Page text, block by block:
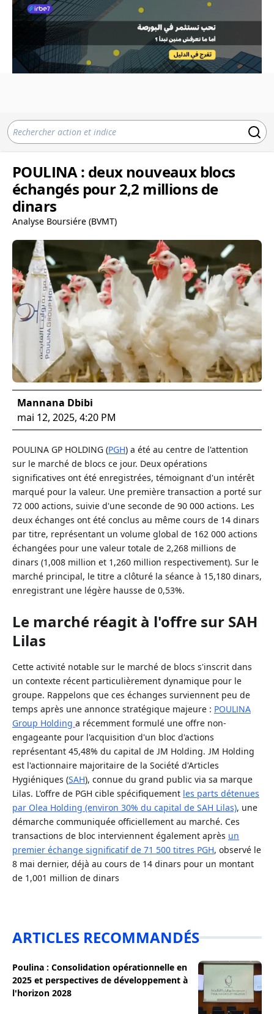
POULINA : deux nouveaux blocs
échangés pour 2,2 millions de
dinars
Analyse Boursiére (BVMT)
Mannana Dbibi
mai 12, 2025, 4:20 PM
POULINA GP HOLDING (PGH) a été au centre de l'attention
sur le marché de blocs ce jour. Deux opérations
significatives ont été enregistrées, témoignant d'un intérêt
marqué pour la valeur. Une première transaction a porté sur
72 000 actions, suivie d'une seconde de 90 000 actions. Les
deux échanges ont été conclus au même cours de 14 dinars
par titre, représentant un volume global de 162 000 actions
échangées pour une valeur totale de 2,268 millions de
dinars (1,008 million et 1,260 million respectivement). Sur le
marché principal, le titre a clôturé la séance à 15,180 dinars,
enregistrant une légère hausse de 0,53%.
Le marché réagit à l'offre sur SAH
Lilas
Cette activité notable sur le marché de blocs s'inscrit dans
un contexte récent particulièrement dynamique pour le
groupe. Rappelons que ces échanges surviennent peu de
temps après une annonce stratégique majeure : POULINA
Group Holding a récemment formulé une offre non-
engageante pour l'acquisition d'un bloc d'actions
représentant 45,48% du capital de JM Holding. JM Holding
est l'actionnaire majoritaire de la Société d'Articles
Hygiéniques (SAH), connue du grand public via sa marque
Lilas. L'offre de PGH cible spécifiquement les parts détenues
par Olea Holding (environ 30% du capital de SAH Lilas), une
démarche communiquée officiellement au marché. Ces
transactions de bloc interviennent également après un
premier échange significatif de 71 500 titres PGH, observé le
8 mai dernier, déjà au cours de 14 dinars pour un montant
de 1,001 million de dinars
ARTICLES RECOMMANDÉS
Poulina : Consolidation opérationnelle en
2025 et perspectives de développement à
l'horizon 2028